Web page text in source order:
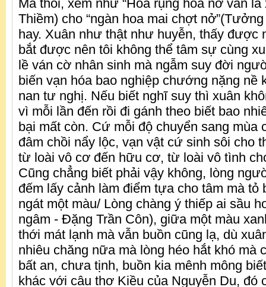
Mà thôi, xem như “Hoa rụng hoa nở vẫn
Thiềm) cho “ngàn hoa mai chợt
hay. Xuân như thật như huyễn, thấy được
bắt được nên tôi không thể tâm sự cùng
lề ván cờ nhân sinh mà ngẫm suy đời
biến vạn hóa bao nghiệp chướng nặng nề
nan tư nghị. Nếu biết nghĩ suy thì xuân
vì mỗi lần đến rồi đi gánh theo biết bao
bại mất còn. Cứ mỗi độ chuyển sang mùa
đâm chồi nẩy lộc, vạn vật cứ sinh sôi cho
từ loài vô cơ đến hữu cơ, từ loài vô tình
Cũng chẳng biết phải vậy không, lòng
đếm lấy cảnh làm điểm tựa cho tâm mà tỏ
ngát một màu/ Lòng chàng ý thiếp ai sầu
ngâm - Đặng Trần Côn), giữa một màu
thới mát lạnh mà vẫn buồn cũng lạ, dù
nhiêu chăng nữa mà lòng héo hắt khó mà
bất an, chưa tịnh, buồn kia mênh mông
khác với câu thơ Kiều của Nguyễn Du, đó